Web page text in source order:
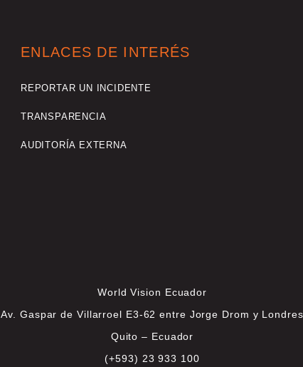
ENLACES DE INTERÉS
REPORTAR UN INCIDENTE
TRANSPARENCIA
AUDITORÍA EXTERNA
World Vision Ecuador
Av. Gaspar de Villarroel E3-62 entre Jorge Drom y Londres
Quito – Ecuador
(+593) 23 933 100